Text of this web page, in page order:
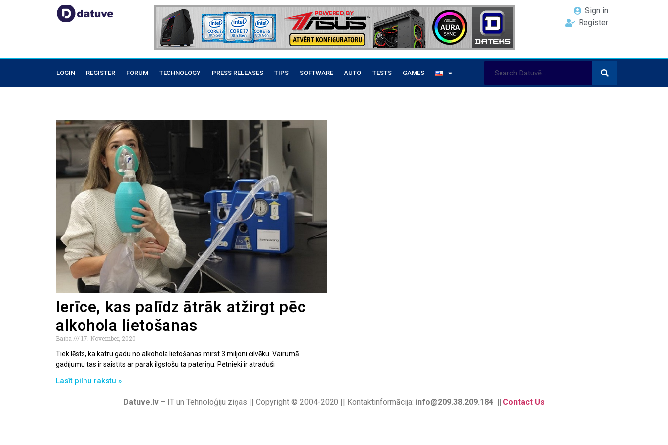
Sign in
Register
LOGIN REGISTER FORUM TECHNOLOGY PRESS RELEASES TIPS SOFTWARE AUTO TESTS GAMES
Ierīce, kas palīdz ātrāk atžirgt pēc
alkohola lietošanas
Baiba
17. November, 2020
Tiek lēsts, ka katru gadu no alkohola lietošanas mirst 3 miljoni cilvēku. Vairumā
gadījumu tas ir saistīts ar pārāk ilgstošu tā patēriņu. Pētnieki ir atraduši
Lasīt pilnu rakstu »
Datuve.lv – IT un Tehnoloģiju ziņas || Copyright © 2004-2020 || Kontaktinformācija: info@209.38.209.184 || Contact Us